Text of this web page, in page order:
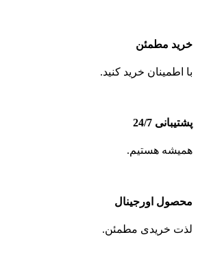
خرید مطمئن
با اطمینان خرید کنید.
پشتیبانی 24/7
همیشه هستیم.
محصول اورجینال
لذت خریدی مطمئن.